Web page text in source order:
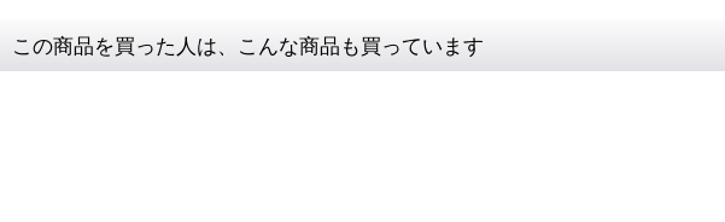
この商品を買った人は、こんな商品も買っています